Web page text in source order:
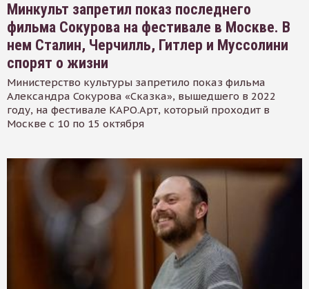
Минкульт запретил показ последнего
фильма Сокурова на фестивале в Москве. В
нем Сталин, Черчилль, Гитлер и Муссолини
спорят о жизни
Министерство культуры запретило показ фильма
Александра Сокурова «Сказка», вышедшего в 2022
году, на фестивале КАРО.Арт, который проходит в
Москве с 10 по 15 октября